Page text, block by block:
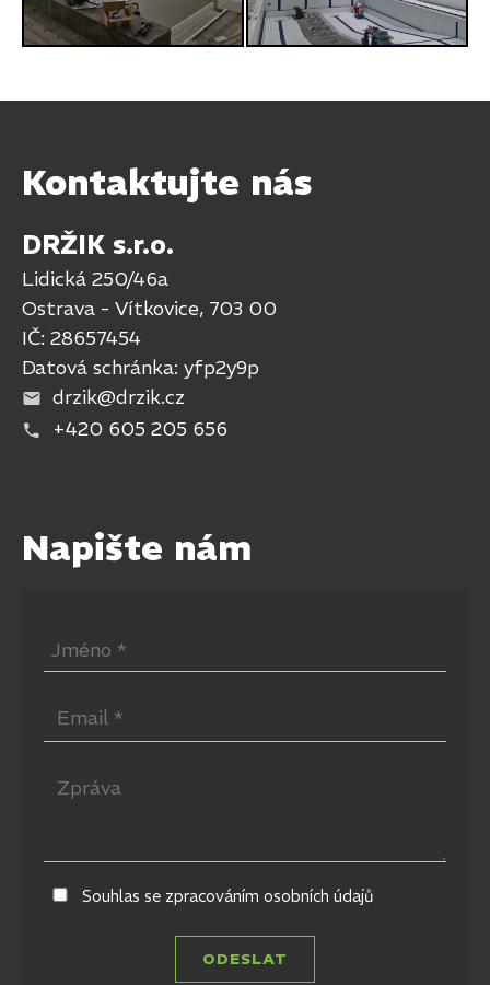
Kontaktujte nás
DRŽIK s.r.o.
Lidická 250/46a
Ostrava - Vítkovice, 703 00
IČ: 28657454
Datová schránka: yfp2y9p
drzik@drzik.cz
+420 605 205 656
Napište nám
Souhlas se zpracováním osobních údajů